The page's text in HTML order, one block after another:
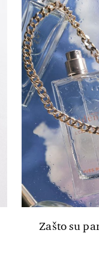
Zašto su